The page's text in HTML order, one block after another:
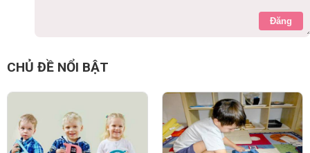
Đăng
CHỦ ĐỀ NỔI BẬT